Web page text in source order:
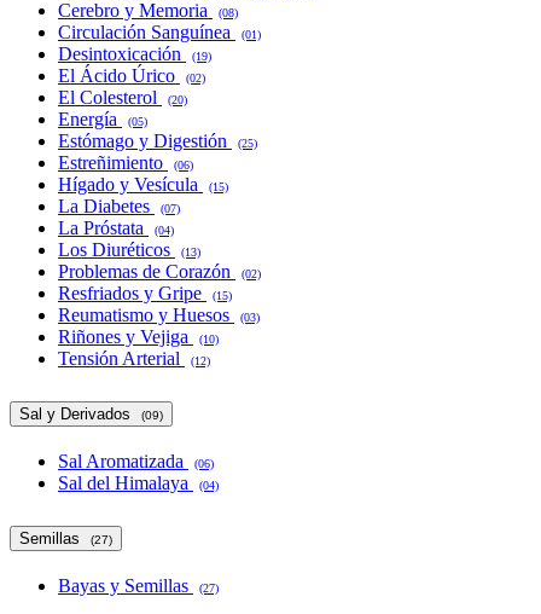
Cerebro y Memoria (08)
Circulación Sanguínea (01)
Desintoxicación (19)
El Ácido Úrico (02)
El Colesterol (20)
Energía (05)
Estómago y Digestión (25)
Estreñimiento (06)
Hígado y Vesícula (15)
La Diabetes (07)
La Próstata (04)
Los Diuréticos (13)
Problemas de Corazón (02)
Resfriados y Gripe (15)
Reumatismo y Huesos (03)
Riñones y Vejiga (10)
Tensión Arterial (12)
Sal y Derivados (09)
Sal Aromatizada (06)
Sal del Himalaya (04)
Semillas (27)
Bayas y Semillas (27)